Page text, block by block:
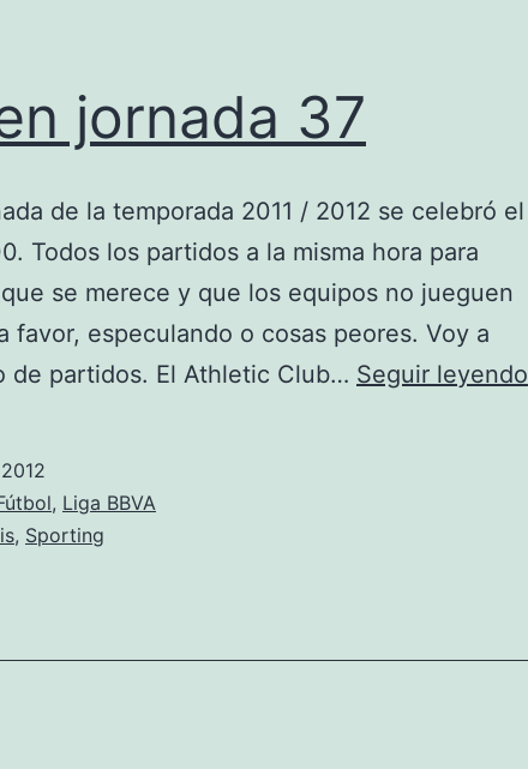
jornada 37
de la temporada 2011 / 2012 se celebró el
Todos los partidos a la misma hora para
se merece y que los equipos no jueguen
favor, especulando o cosas peores. Voy a
de partidos. El Athletic Club… Seguir leyendo
, Liga BBVA
, Sporting